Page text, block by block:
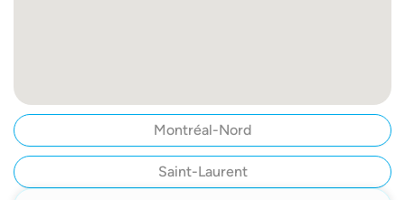
Montréal-Nord
Saint-Laurent